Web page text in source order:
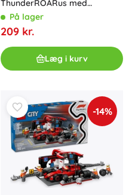
ThunderROARus med
optræksmotor
På lager
209 kr.
Læg i kurv
-14%